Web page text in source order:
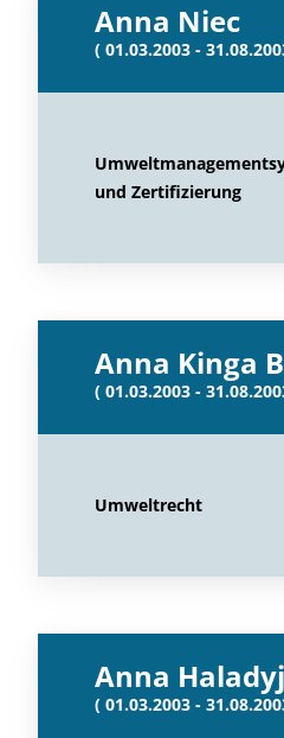
Anna Niec
( 01.03.2003 -
und Zertifizierung
Anna Kinga
( 01.03.2003 -
Umweltrecht
Anna Haladyj
( 01.03.2003 -